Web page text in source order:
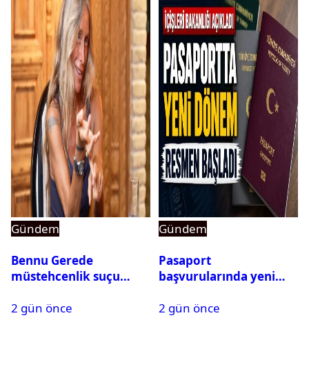
Gündem
Bennu Gerede
müstehcenlik suçu
alındı
2 gün önce
Gündem
Pasaport
başvurularında yeni
2 gün önce